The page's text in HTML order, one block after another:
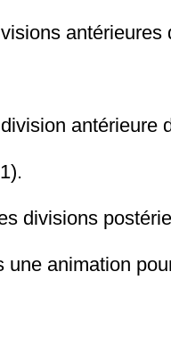
antérieure
divisions
animation